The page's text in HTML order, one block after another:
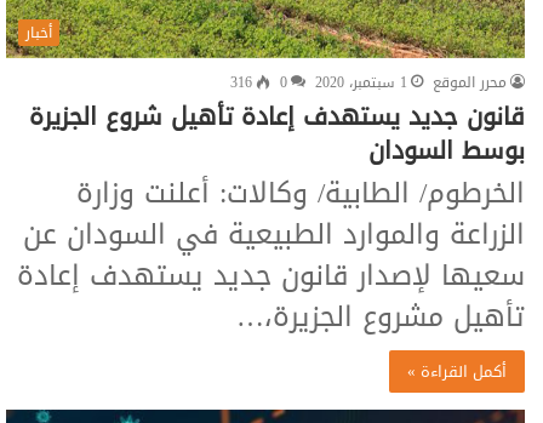
أخبار
محرر الموقع
1 سبتمبر، 2020 0
316
قانون جديد يستهدف إعادة تأهيل شروع الجزيرة
بوسط السودان
الخرطوم/ الطابية/ وكالات: أعلنت وزارة
الزراعة والموارد الطبيعية في السودان عن
سعيها لإصدار قانون جديد يستهدف إعادة
تأهيل مشروع الجزيرة،…
أكمل القراءة »